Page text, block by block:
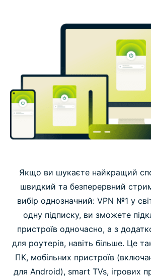
Якщо ви шукаєте найкращий
швидкий та безперервний
вибір однозначний: VPN №1 у
одну підписку, ви зможете
пристроїв одночасно, а з
для роутерів, навіть більше. Це
ПК, мобільних пристроїв
для Android), smart TVs, ігрових